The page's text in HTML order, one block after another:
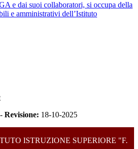
e dai suoi collaboratori, si occupa della
e amministrativi dell’Istituto
Revisione: 18-10-2025
ISTRUZIONE SUPERIORE "F.